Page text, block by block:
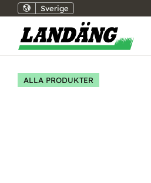
Sverige
ALLA PRODUKTER